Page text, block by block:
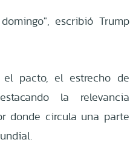
escribió Trump
el pacto, el estrecho de
la relevancia
donde circula una parte